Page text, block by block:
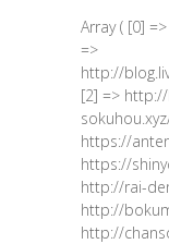
Array ( [0]
=>
http://
[2] =>
https://
https://
http://rai-
http://
http://